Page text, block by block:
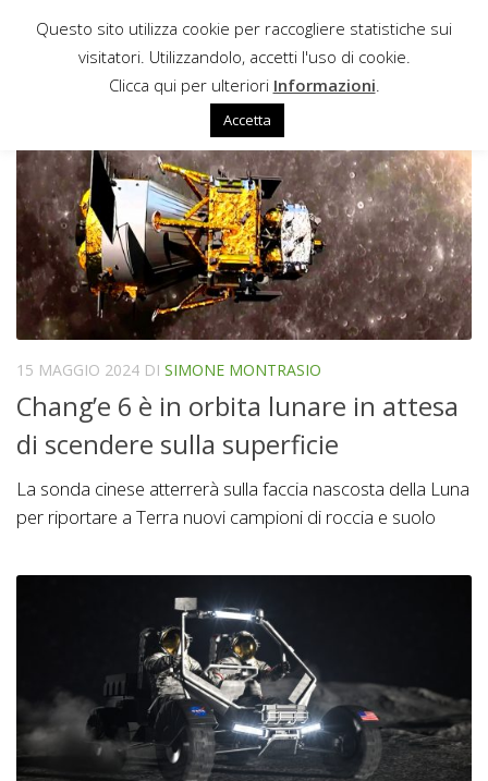
Sotto il contenuto
ROVER LUNARE
15 MAGGIO 2024 DI SIMONE MONTRASIO
Chang’e 6 è in orbita lunare in attesa
di scendere sulla superficie
La sonda cinese atterrerà sulla faccia nascosta della Luna
per riportare a Terra nuovi campioni di roccia e suolo
Questo sito utilizza cookie per raccogliere statistiche sui
visitatori. Utilizzandolo, accetti l'uso di cookie.
Clicca qui per ulteriori Informazioni
Accetta